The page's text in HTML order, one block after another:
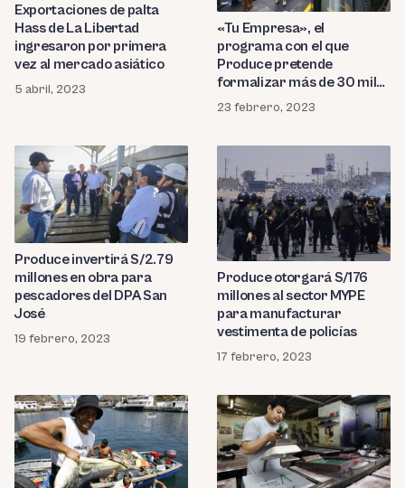
Exportaciones de palta
Hass de La Libertad
ingresaron por primera
vez al mercado asiático
5 abril, 2023
«Tu Empresa», el
programa con el que
Produce pretende
formalizar más de 30 mil
mypes en 2023
23 febrero, 2023
Produce invertirá S/2.79
millones en obra para
pescadores del DPA San
José
19 febrero, 2023
Produce otorgará S/176
millones al sector MYPE
para manufacturar
vestimenta de policías
17 febrero, 2023